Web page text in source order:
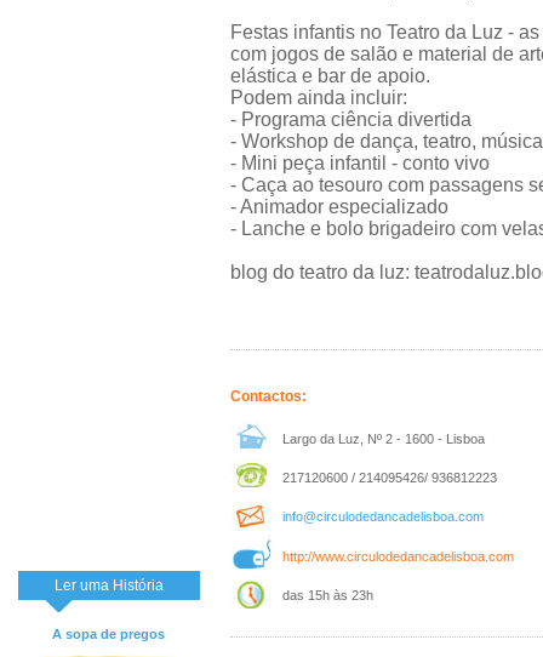
Ler uma História
A sopa de pregos
Festas infantis no Teatro da Luz -
com jogos de salão e material de
elástica e bar de apoio.
Podem ainda incluir:
- Programa ciência divertida
- Workshop de dança, teatro,
- Mini peça infantil - conto vivo
- Caça ao tesouro com passagens
- Animador especializado
- Lanche e bolo brigadeiro com
blog do teatro da luz:
Contactos:
Largo da Luz, Nº 2 - 1600 - Lisboa
217120600 / 214095426/ 936812223
info@circulodedancadelisboa.com
http://www.circulodedancadelisboa.com
das 15h às 23h